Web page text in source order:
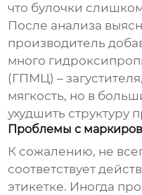
что булочки
После анализа
производитель
много
(ГПМЦ) –
мягкость, но в
ухудшить структуру
Проблемы с
К сожалению, не
соответствует
этикетке. Иногда